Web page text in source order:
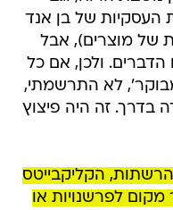
העסקיות של בן אנד
של מוצרים), אבל
ולכן, אם כל
מבוקר', לא התרשמתי,
בדרך. זה היה פיצוץ
הקליקבייטס
מקום לפרשנויות או